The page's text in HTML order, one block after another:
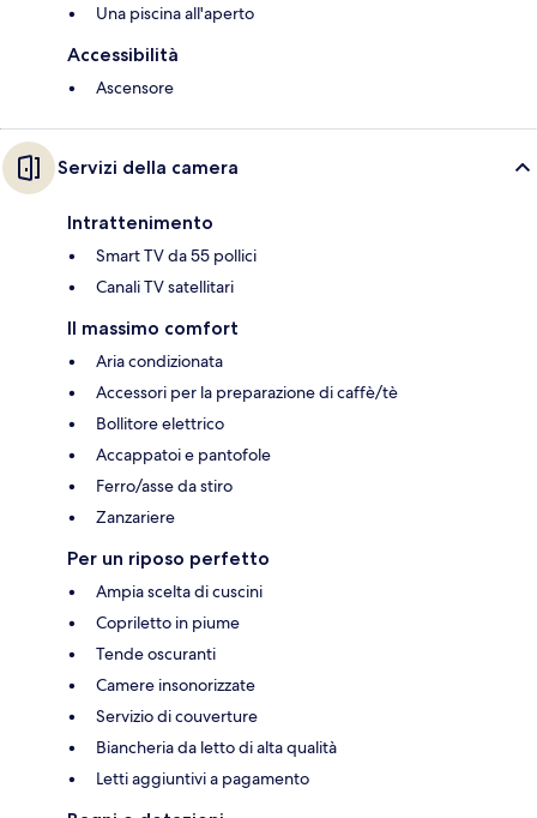
Una piscina all'aperto
Accessibilità
Ascensore
Servizi della camera
Intrattenimento
Smart TV da 55 pollici
Canali TV satellitari
Il massimo comfort
Aria condizionata
Accessori per la preparazione di caffè/tè
Bollitore elettrico
Accappatoi e pantofole
Ferro/asse da stiro
Zanzariere
Per un riposo perfetto
Ampia scelta di cuscini
Copriletto in piume
Tende oscuranti
Camere insonorizzate
Servizio di couverture
Biancheria da letto di alta qualità
Letti aggiuntivi a pagamento